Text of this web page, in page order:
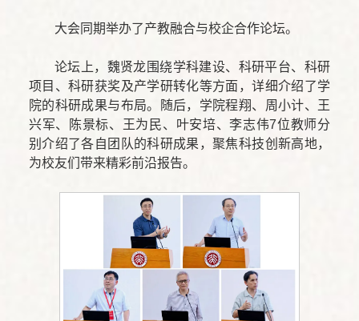
大会同期举办了产教融合与校企合作论坛。
论坛上，魏贤龙围绕学科建设、科研平台、科研
项目、科研获奖及产学研转化等方面，详细介绍了学
院的科研成果与布局。随后，学院程翔、周小计、王
兴军、陈景标、王为民、叶安培、李志伟7位教师分
别介绍了各自团队的科研成果，聚焦科技创新高地，
为校友们带来精彩前沿报告。